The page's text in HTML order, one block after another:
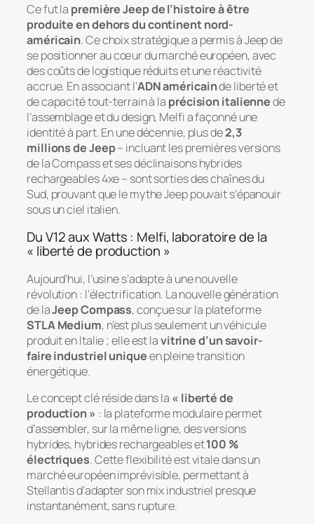
Ce fut la première Jeep de l’histoire à être
produite en dehors du continent nord-
américain. Ce choix stratégique a permis à Jeep de
se positionner au cœur du marché européen, avec
des coûts de logistique réduits et une réactivité
accrue. En associant l’ADN américainde liberté et
de capacité tout-terrain à la précision italiennede
l’assemblage et du design, Melfi a façonné une
identité à part. En une décennie, plus de2,3
millions de Jeep– incluant les premières versions
de la Compass et ses déclinaisons hybrides
rechargeables 4xe – sont sorties des chaînes du
Sud, prouvant que le mythe Jeep pouvait s’épanouir
sous un ciel italien.
Du V12 aux Watts : Melfi, laboratoire de la
« liberté de production »
Aujourd’hui, l’usine s’adapte à une nouvelle
révolution : l’électrification. La nouvelle génération
de laJeep Compass, conçue sur la plateforme
STLA Medium, n’est plus seulement un véhicule
produit en Italie ; elle est lavitrine d’un savoir-
faire industriel uniqueen pleine transition
énergétique.
Le concept clé réside dans la « liberté de
production » : la plateforme modulaire permet
d’assembler, sur la même ligne, des versions
hybrides, hybrides rechargeables et100 %
électriques. Cette flexibilité est vitale dans un
marché européen imprévisible, permettant à
Stellantis d’adapter sonmixindustriel presque
instantanément, sans rupture.